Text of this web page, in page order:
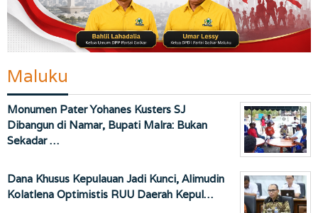
Maluku
Monumen Pater Yohanes Kusters SJ
Dibangun di Namar, Bupati Malra: Bukan
Sekadar …
Dana Khusus Kepulauan Jadi Kunci, Alimudin
Kolatlena Optimistis RUU Daerah Kepul…